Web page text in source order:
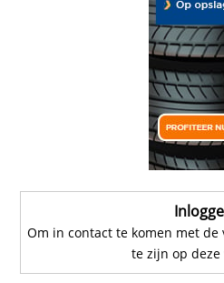
Om in contact te komen met
te zijn op deze